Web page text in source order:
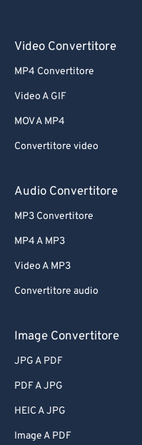
Video Convertitore
MP4 Convertitore
Video A GIF
MOV A MP4
Convertitore video
Audio Convertitore
MP3 Convertitore
MP4 A MP3
Video A MP3
Convertitore audio
Image Convertitore
JPG A PDF
PDF A JPG
HEIC A JPG
Image A PDF